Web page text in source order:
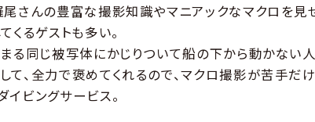
尾さんの豊富な撮影知識やマニアックなマクロを見
くるゲストも多い。
る同じ被写体にかじりついて船の下から動かない人
て、全力で褒めてくれるので、マクロ撮影が苦手だ
ビングサービス。